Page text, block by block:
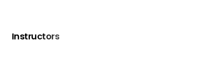
Instructors